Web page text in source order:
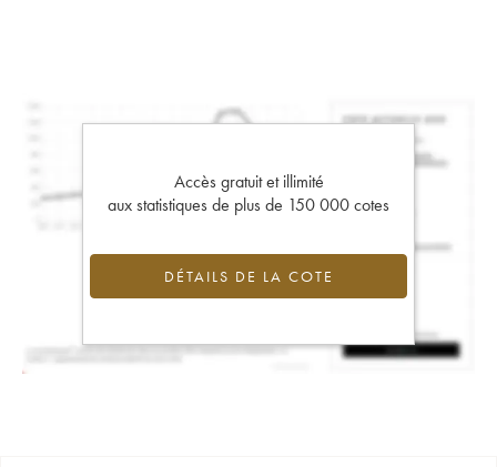
Accès gratuit et illimité
aux statistiques de plus de 150 000 cotes
DÉTAILS DE LA COTE